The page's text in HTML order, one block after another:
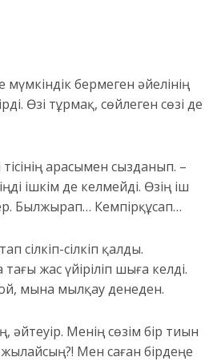
мүмкіндік бермеген әйелінің
Өзі тұрмақ, сөйлеген сөзі де
тісінің арасымен сызданып. –
ішкім де келмейді. Өзің іш
Былжырап… Кемпірқұсап…
сілкіп-сілкіп қалды.
жас үйіріліп шыға келді.
мына мылқау денеден.
әйтеуір. Менің сөзім бір тиын
Мен саған бірдеңе